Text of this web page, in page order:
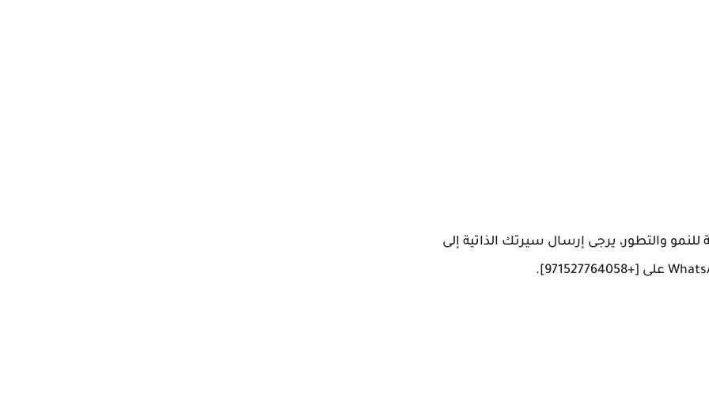
والتطور، يرجى إرسال سيرتك الذاتية إلى